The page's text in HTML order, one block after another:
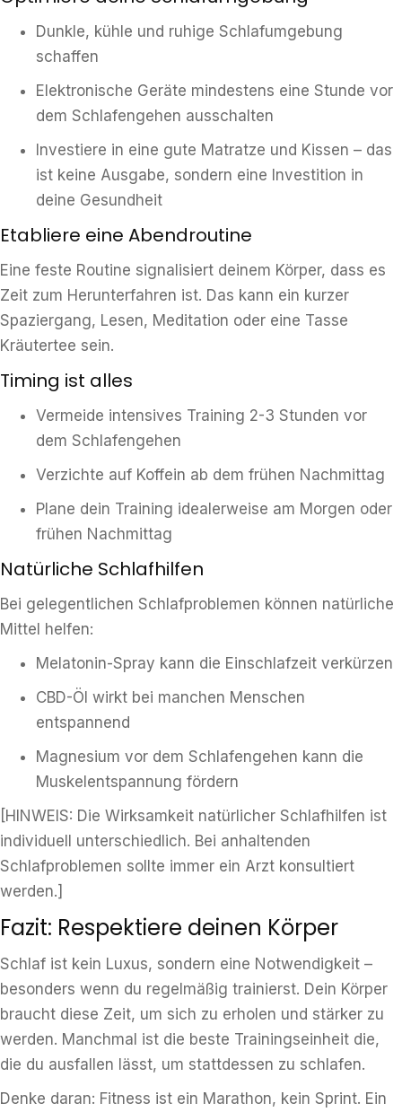
Dunkle, kühle und ruhige Schlafumgebung
schaffen
Elektronische Geräte mindestens eine Stunde vor
dem Schlafengehen ausschalten
Investiere in eine gute Matratze und Kissen – das
ist keine Ausgabe, sondern eine Investition in
deine Gesundheit
Etabliere eine Abendroutine
Eine feste Routine signalisiert deinem Körper, dass es
Zeit zum Herunterfahren ist. Das kann ein kurzer
Spaziergang, Lesen, Meditation oder eine Tasse
Kräutertee sein.
Timing ist alles
Vermeide intensives Training 2-3 Stunden vor
dem Schlafengehen
Verzichte auf Koffein ab dem frühen Nachmittag
Plane dein Training idealerweise am Morgen oder
frühen Nachmittag
Natürliche Schlafhilfen
Bei gelegentlichen Schlafproblemen können natürliche
Mittel helfen:
Melatonin-Spray kann die Einschlafzeit verkürzen
CBD-Öl wirkt bei manchen Menschen
entspannend
Magnesium vor dem Schlafengehen kann die
Muskelentspannung fördern
[HINWEIS: Die Wirksamkeit natürlicher Schlafhilfen ist
individuell unterschiedlich. Bei anhaltenden
Schlafproblemen sollte immer ein Arzt konsultiert
werden.]
Fazit: Respektiere deinen Körper
Schlaf ist kein Luxus, sondern eine Notwendigkeit –
besonders wenn du regelmäßig trainierst. Dein Körper
braucht diese Zeit, um sich zu erholen und stärker zu
werden. Manchmal ist die beste Trainingseinheit die,
die du ausfallen lässt, um stattdessen zu schlafen.
Denke daran: Fitness ist ein Marathon, kein Sprint. Ein